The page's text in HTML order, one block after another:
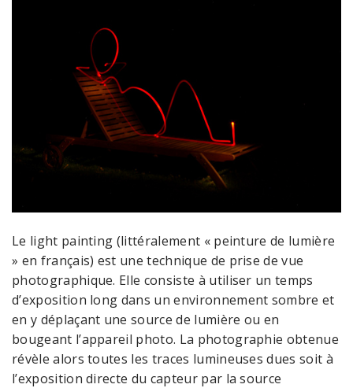
Le light painting (littéralement « peinture de lumière
» en français) est une technique de prise de vue
photographique. Elle consiste à utiliser un temps
d’exposition long dans un environnement sombre et
en y déplaçant une source de lumière ou en
bougeant l’appareil photo. La photographie obtenue
révèle alors toutes les traces lumineuses dues soit à
l’exposition directe du capteur par la source